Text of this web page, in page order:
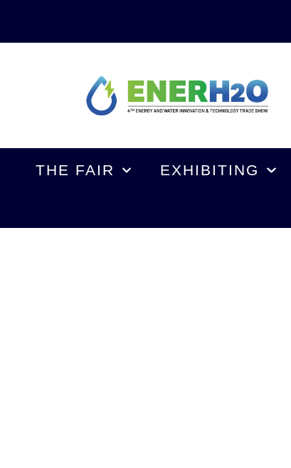
THE FAIR EXHIBITING